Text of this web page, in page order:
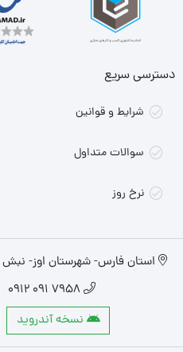
دسترسی سریع
شرایط و قوانین
سوالات متداول
نرخ روز
استان فارس- شهرستان اوز- نبش
7958 091 0912
نسخه آندروید